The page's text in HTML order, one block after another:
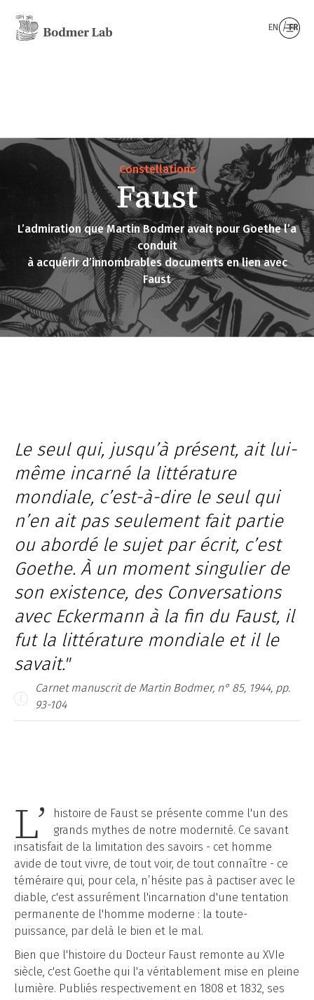
EN FR
Constellations
Faust
L’admiration que Martin Bodmer avait pour Goethe l’a
conduit
à acquérir d’innombrables documents en lien avec
Faust
Le seul qui, jusqu’à présent, ait lui-
mêmeincarné la littérature
mondiale, c’est-à-dire le seul qui
n’en ait pas seulement fait partie
ou abordé le sujet par écrit, c’est
Goethe. À un moment singulier de
son existence, des Conversations
avec Eckermann à la fin du Faust, il
fut la littérature mondiale et il le
savait."
Carnet manuscrit de Martin Bodmer, n° 85, 1944, pp.
93-104
L’
histoire de Faust se présente comme l'un des
grands mythes de notre modernité. Ce savant
insatisfait de la limitation des savoirs - cet homme
avide de tout vivre, de tout voir, de tout connaître - ce
téméraire qui, pour cela, n’hésite pas à pactiser avec le
diable, c'est assurément l'incarnation d'une tentation
permanente de l'homme moderne : la toute-
puissance, par delà le bien et le mal.
Bien que l'histoire du Docteur Faust remonte au XVIe
siècle, c'est Goethe qui l'a véritablement mise en pleine
lumière. Publiés respectivement en 1808 et 1832, ses